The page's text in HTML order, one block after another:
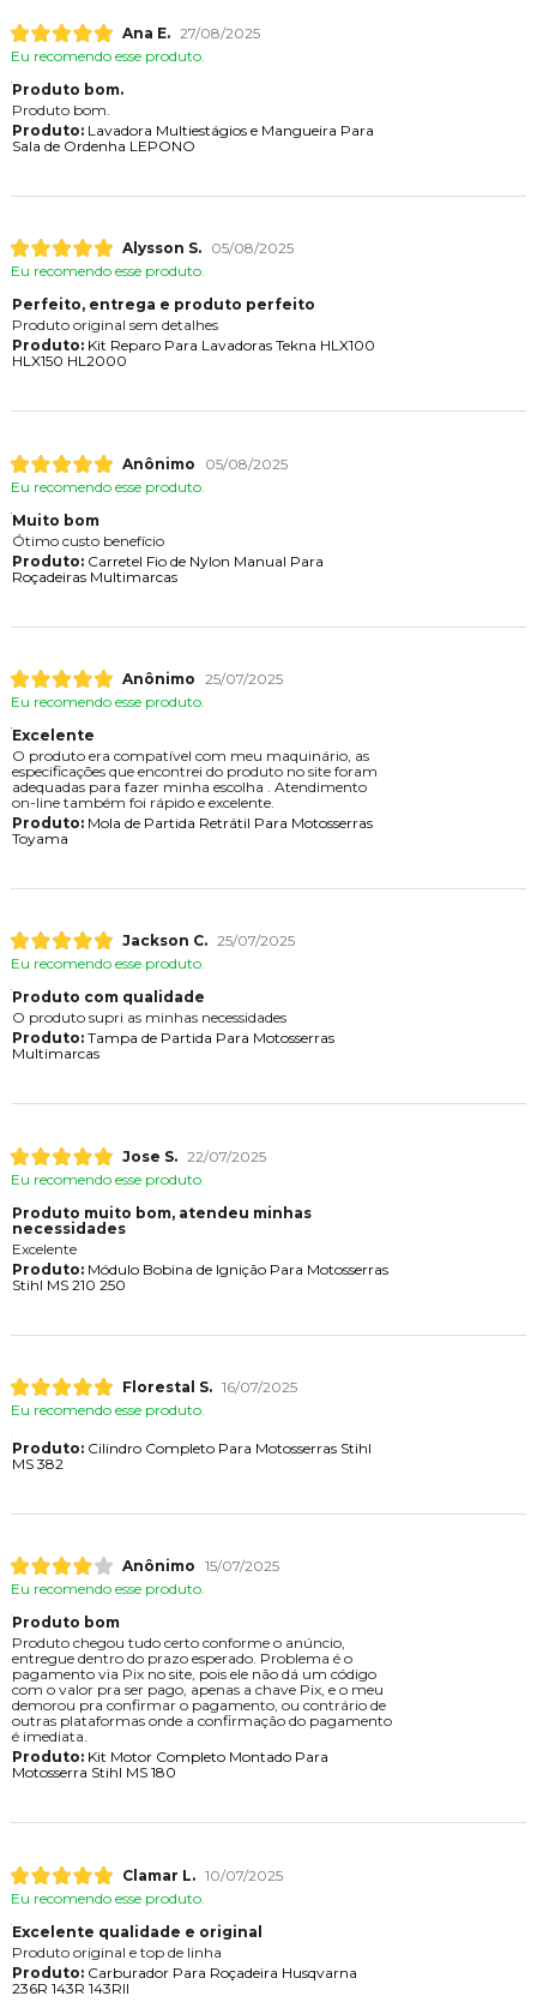
Ana E. 27/08/2025
Eu recomendo esse produto.
Produto bom.
Produto bom.
Produto:Lavadora Multiestágios e Mangueira Para
Sala de Ordenha LEPONO
Alysson S.
05/08/2025
Eu recomendo esse produto.
Perfeito, entrega e produto perfeito
Produto original sem detalhes
Produto:Kit Reparo Para Lavadoras Tekna HLX100
HLX150 HL2000
Anônimo
05/08/2025
Eu recomendo esse produto.
Muito bom
Ótimo custo benefício
Produto:Carretel Fio de Nylon Manual Para
Roçadeiras Multimarcas
Anônimo 25/07/2025
Eu recomendo esse produto.
Excelente
O produto era compatível com meu maquinário, as
especificações que encontrei do produto no site foram
adequadas para fazer minha escolha . Atendimento
on-line também foi rápido e excelente.
Produto:Mola de Partida Retrátil Para Motosserras
Toyama
Jackson C. 25/07/2025
Eu recomendo esse produto.
Produto com qualidade
O produto supri as minhas necessidades
Produto:Tampa de Partida Para Motosserras
Multimarcas
Jose S. 22/07/2025
Eu recomendo esse produto.
Produto muito bom, atendeu minhas
necessidades
Excelente
Produto:Módulo Bobina de Ignição Para Motosserras
Stihl MS 210 250
Florestal S. 16/07/2025
Eu recomendo esse produto.
Produto:Cilindro Completo Para Motosserras Stihl
MS 382
Anônimo 15/07/2025
Eu recomendo esse produto.
Produto bom
Produto chegou tudo certo conforme o anúncio,
entregue dentro do prazo esperado. Problema é o
pagamento via Pix no site, pois ele não dá um código
com o valor pra ser pago, apenas a chave Pix, e o meu
demorou pra confirmar o pagamento, ou contrário de
outras plataformas onde a confirmação do pagamento
é imediata.
Produto:Kit Motor Completo Montado Para
Motosserra Stihl MS 180
Clamar L. 10/07/2025
Eu recomendo esse produto.
Excelente qualidade e original
Produto original e top de linha
Produto:Carburador Para Roçadeira Husqvarna
236R 143R 143RII